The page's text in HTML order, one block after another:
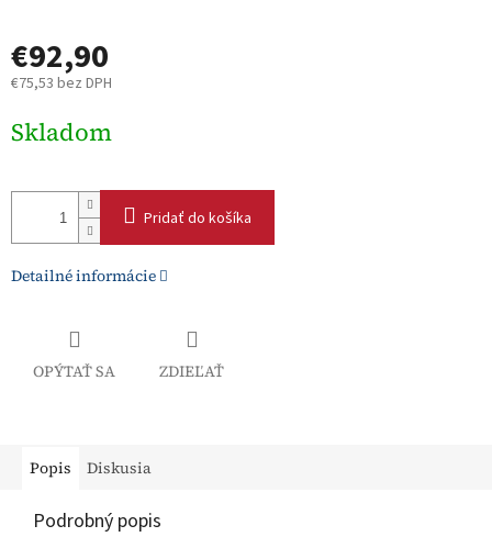
€92,90
€75,53 bez DPH
cena:
Skladom
Pridať do košíka
Detailné informácie
OPÝTAŤ SA ZDIEĽAŤ
Popis Diskusia
Podrobný popis